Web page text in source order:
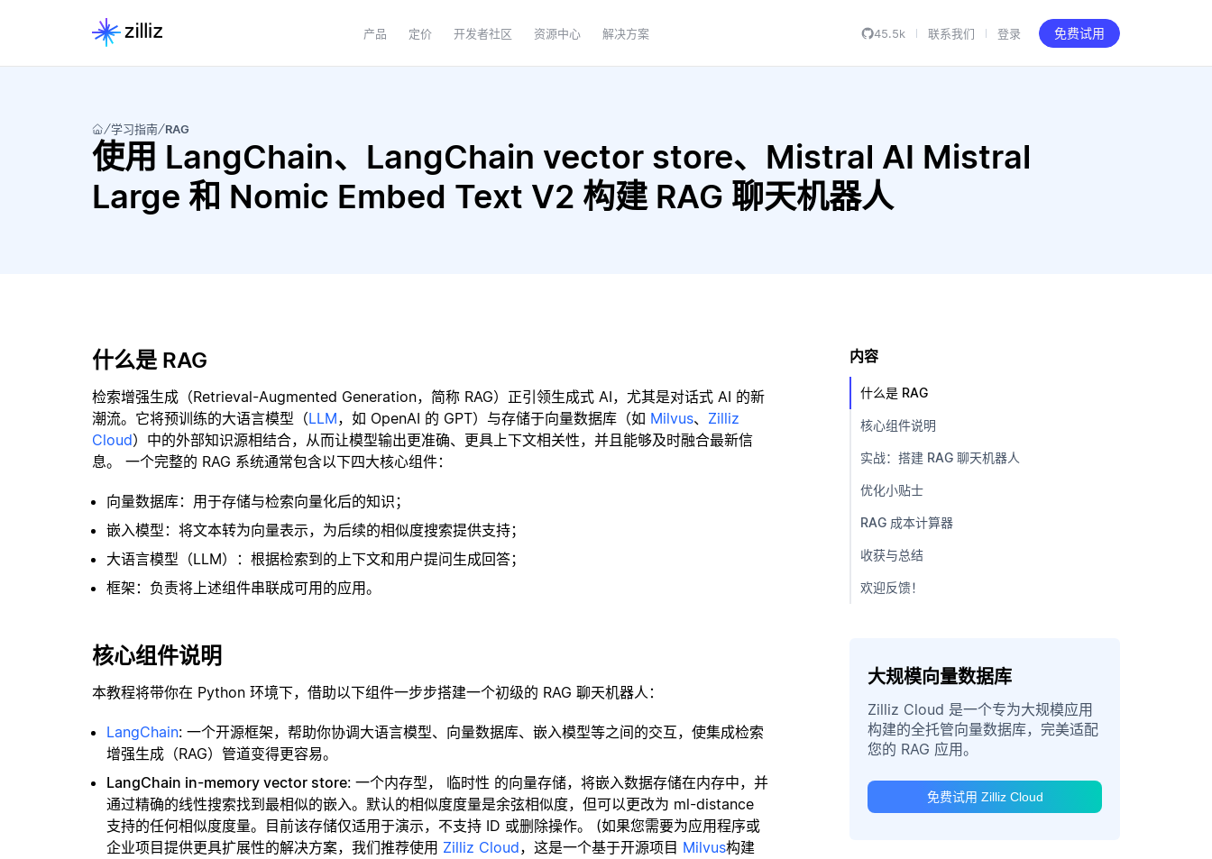
产品 定价 开发者社区 资源中心 解决方案 45.5k 联系我们 登录 免费试用
学习指南 RAG
使用 LangChain、LangChain vector store、Mistral AI Mistral
Large 和 Nomic Embed Text V2 构建 RAG 聊天机器人
什么是 RAG
检索增强生成（Retrieval-Augmented Generation，简称 RAG）正引领生成式 AI，尤其是对话式 AI 的新
潮流。它将预训练的大语言模型（LLM，如 OpenAI 的 GPT）与存储于向量数据库（如 Milvus、 Zilliz
Cloud）中的外部知识源相结合，从而让模型输出更准确、更具上下文相关性，并且能够及时融合最新信
息。 一个完整的 RAG 系统通常包含以下四大核心组件：
向量数据库：用于存储与检索向量化后的知识；
嵌入模型：将文本转为向量表示，为后续的相似度搜索提供支持；
大语言模型（LLM）：根据检索到的上下文和用户提问生成回答；
框架：负责将上述组件串联成可用的应用。
核心组件说明
本教程将带你在 Python 环境下，借助以下组件一步步搭建一个初级的 RAG 聊天机器人：
LangChain: 一个开源框架，帮助你协调大语言模型、向量数据库、嵌入模型等之间的交互，使集成检索
增强生成（RAG）管道变得更容易。
LangChain in-memory vector store: 一个内存型， 临时性 的向量存储，将嵌入数据存储在内存中，并
通过精确的线性搜索找到最相似的嵌入。默认的相似度度量是余弦相似度，但可以更改为 ml-distance
支持的任何相似度度量。目前该存储仅适用于演示，不支持 ID 或删除操作。 (如果您需要为应用程序或
企业项目提供更具扩展性的解决方案，我们推荐使用 Zilliz Cloud，这是一个基于开源项目 Milvus构建
内容
什么是 RAG
核心组件说明
实战：搭建 RAG 聊天机器人
优化小贴士
RAG 成本计算器
收获与总结
欢迎反馈！
大规模向量数据库
Zilliz Cloud 是一个专为大规模应用
构建的全托管向量数据库，完美适配
您的 RAG 应用。
免费试用 Zilliz Cloud